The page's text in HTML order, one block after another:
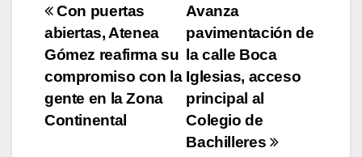
Navegación
de
entradas
Avanza
pavimentación de
la calle Boca
Iglesias, acceso
principal al
Colegio de
Bachilleres
Con puertas
abiertas, Atenea
Gómez reafirma su
compromiso con la
gente en la Zona
Continental